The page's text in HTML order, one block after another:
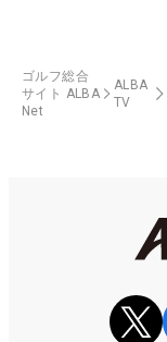
ゴルフ総合
サイト ALBA
Net
ALBA
TV